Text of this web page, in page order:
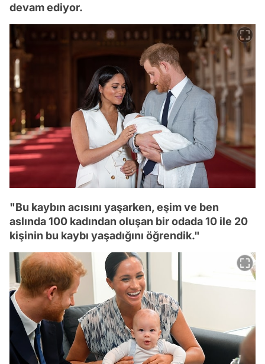
devam ediyor.
"Bu kaybın acısını yaşarken, eşim ve ben
aslında 100 kadından oluşan bir odada 10 ile 20
kişinin bu kaybı yaşadığını öğrendik."